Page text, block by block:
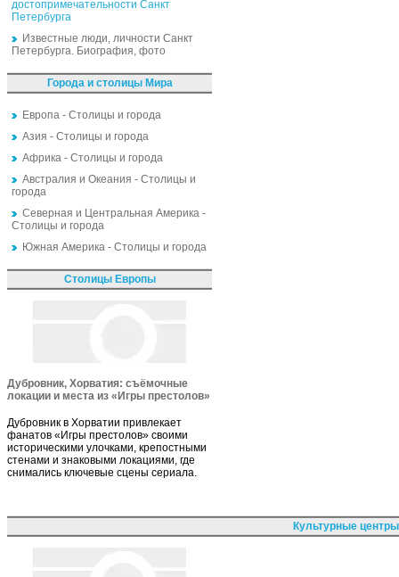
достопримечательности Санкт
Петербурга
Известные люди, личности Санкт
Петербурга. Биография, фото
Города и столицы Мира
Европа - Столицы и города
Азия - Столицы и города
Африка - Столицы и города
Австралия и Океания - Столицы и
города
Северная и Центральная Америка -
Столицы и города
Южная Америка - Столицы и города
Столицы Европы
Дубровник, Хорватия: съёмочные
локации и места из «Игры престолов»
Дубровник в Хорватии привлекает
фанатов «Игры престолов» своими
историческими улочками, крепостными
стенами и знаковыми локациями, где
снимались ключевые сцены сериала.
Культурные